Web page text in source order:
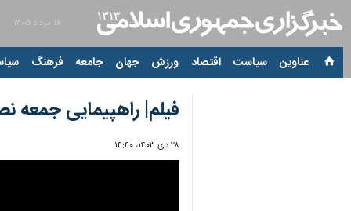
۱۶ مرداد ۱۴۰۵
عناوین‌ سیاست اقتصاد ورزش جهان جامعه فرهنگ
فیلم| راهپیمایی جمعه
۲۸ دی ۱۴۰۳، ۱۴:۴۰